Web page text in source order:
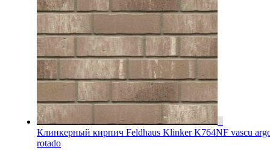
Клинкерный кирпич Feldhaus Klinker K764NF vascu
rotado